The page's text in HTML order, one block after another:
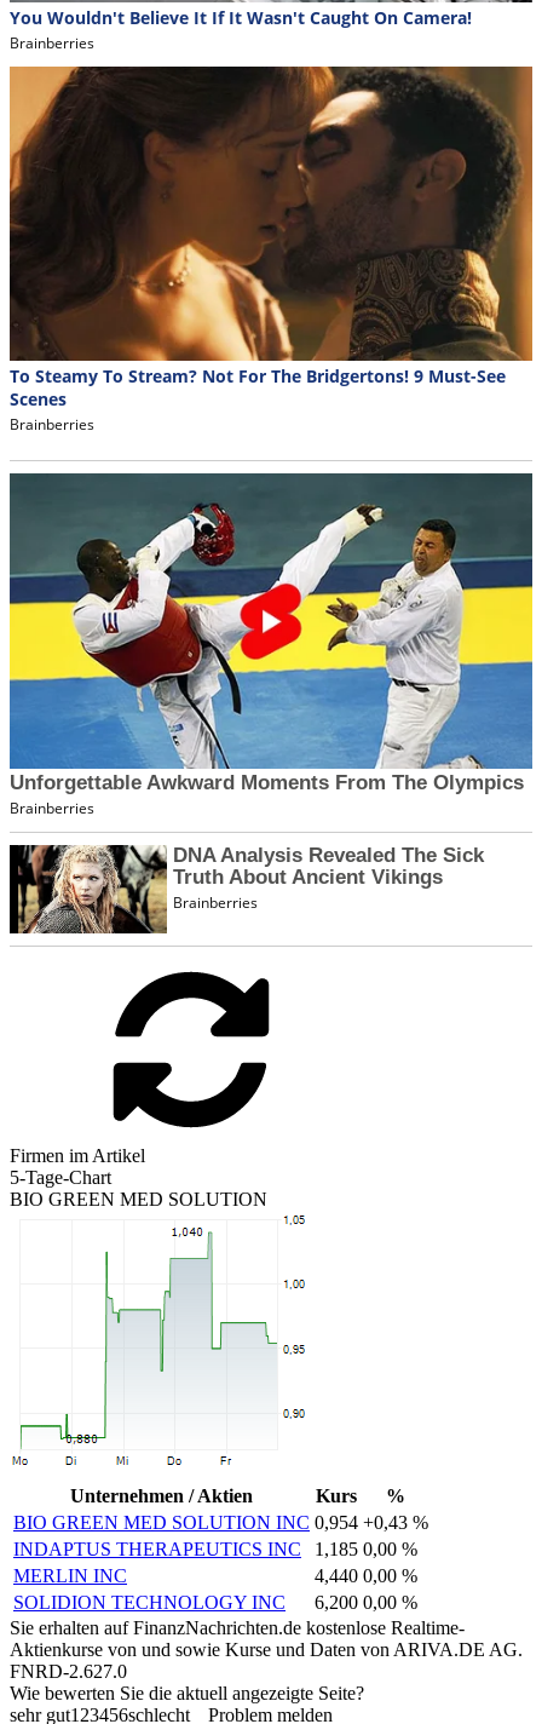
Firmen im Artikel
5-Tage-Chart
BIO GREEN MED SOLUTION
Unternehmen / Aktien Kurs
%
BIO GREEN MED SOLUTION INC 0,954 +0,43 %
INDAPTUS THERAPEUTICS INC
1,185 0,00 %
MERLIN INC
4,440 0,00 %
SOLIDION TECHNOLOGY INC
6,200 0,00 %
Sie erhalten auf FinanzNachrichten.de kostenlose Realtime-
Aktienkurse von und sowie Kurse und Daten von ARIVA.DE AG.
FNRD-2.627.0
Wie bewerten Sie die aktuell angezeigte Seite?
sehr gut1 23456schlecht Problem melden